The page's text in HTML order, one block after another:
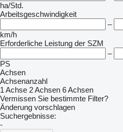
ha/Std.
Arbeitsgeschwindigkeit
–
km/h
Erforderliche Leistung der SZM
–
PS
Achsen
Achsenanzahl
1 Achse 2 Achsen 6 Achsen
Vermissen Sie bestimmte Filter?
Änderung vorschlagen
Suchergebnisse:
-